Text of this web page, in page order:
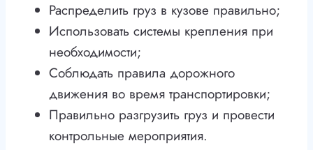
Распределить груз в кузове правильно;
Использовать системы крепления при
необходимости;
Соблюдать правила дорожного
движения во время транспортировки;
Правильно разгрузить груз и провести
контрольные мероприятия.